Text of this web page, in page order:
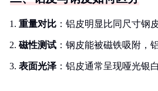
重量对比 ：铝皮明显比同尺寸钢
磁性测试 ：钢皮能被磁铁吸附，
表面光泽：铝皮通常呈现哑光银